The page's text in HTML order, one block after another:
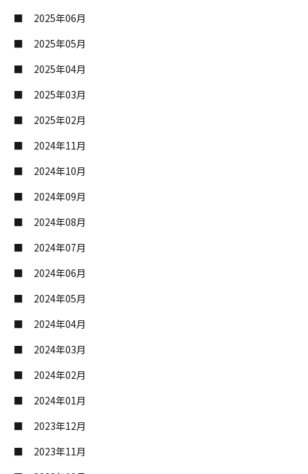
2025年06月
2025年05月
2025年04月
2025年03月
2025年02月
2024年11月
2024年10月
2024年09月
2024年08月
2024年07月
2024年06月
2024年05月
2024年04月
2024年03月
2024年02月
2024年01月
2023年12月
2023年11月